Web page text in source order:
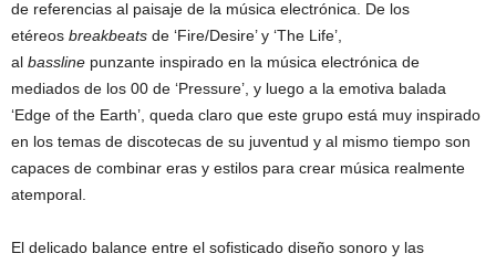
de referencias al paisaje de la música electrónica. De los
etéreos breakbeats de ‘Fire/Desire’ y ‘The Life’,
al bassline punzante inspirado en la música electrónica de
mediados de los 00 de ‘Pressure’, y luego a la emotiva balada
‘Edge of the Earth’, queda claro que este grupo está muy inspirado
en los temas de discotecas de su juventud y al mismo tiempo son
capaces de combinar eras y estilos para crear música realmente
atemporal.
El delicado balance entre el sofisticado diseño sonoro y las